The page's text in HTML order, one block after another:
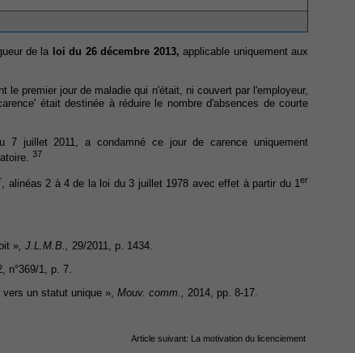
de la loi du 26 décembre 2013, applicable uniquement aux
le premier jour de maladie qui n'était, ni couvert par l'employeur,
était destinée à réduire le nombre d'absences de courte
7 juillet 2011, a condamné ce jour de carence uniquement
37
, alinéas 2 à 4 de la loi du 3 juillet 1978 avec effet à partir du 1er
», J.L.M.B., 29/2011, p. 1434.
n°369/1, p. 7.
un statut unique », Mouv. comm., 2014, pp. 8-17.
Article suivant: La motivation du licenciement